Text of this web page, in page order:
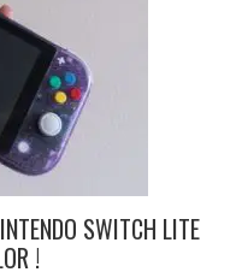
SWITCH LITE
!